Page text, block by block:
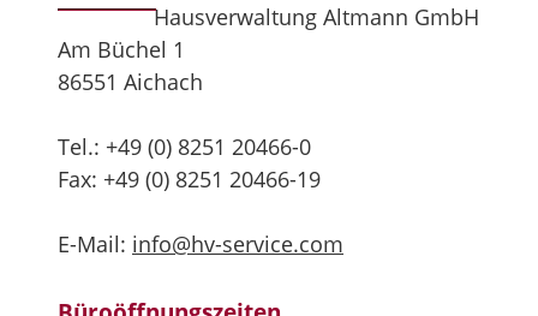
Hausverwaltung Altmann GmbH
Am Büchel 1
86551 Aichach
Tel.: +49 (0) 8251 20466-0
Fax: +49 (0) 8251 20466-19
E-Mail: info@hv-service.com